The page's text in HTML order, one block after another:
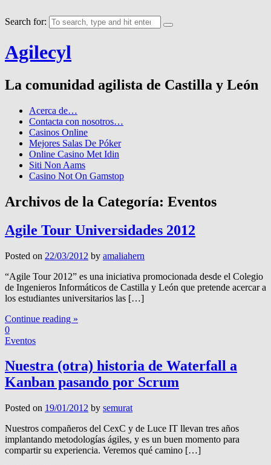
Search for:
Agilecyl
La comunidad agilista de Castilla y León
Acerca de…
Contacta con nosotros…
Casinos Online
Mejores Salas De Póker
Online Casino Met Idin
Siti Non Aams
Casino Not On Gamstop
Archivos de la Categoría: Eventos
Agile Tour Universidades 2012
Posted on 22/03/2012 by amaliahern
“Agile Tour 2012” es una iniciativa promocionada desde el Colegio
de Ingenieros Informáticos de Castilla y León que pretende acercar a
los estudiantes universitarios las […]
Continue reading »
0
Eventos
Nuestra (otra) historia de Waterfall a
Kanban pasando por Scrum
Posted on 19/01/2012 by semurat
Nuestros compañeros del CexC y de Luce IT llevan tres años
implantando metodologías ágiles, y es un buen momento para
compartir su experiencia. Veremos qué camino […]